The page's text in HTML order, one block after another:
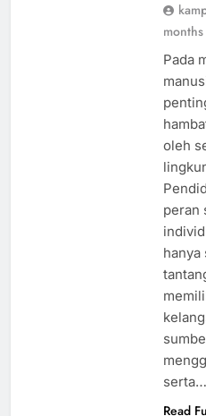
Pada
oleh
peran
hanya
serta…
Read